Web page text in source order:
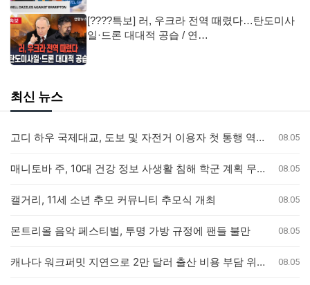
[????특보] 러, 우크라 전역 때렸다…탄도미사
일·드론 대대적 공습 / 연…
최신 뉴스
고디 하우 국제대교, 도보 및 자전거 이용자 첫 통행 역사 새기다 08.05
매니토바 주, 10대 건강 정보 사생활 침해 학군 계획 무효화 08.05
캘거리, 11세 소년 추모 커뮤니티 추모식 개최 08.05
몬트리올 음악 페스티벌, 투명 가방 규정에 팬들 불만 08.05
캐나다 워크퍼밋 지연으로 2만 달러 출산 비용 부담 위기 퀘벡 커플 08.05